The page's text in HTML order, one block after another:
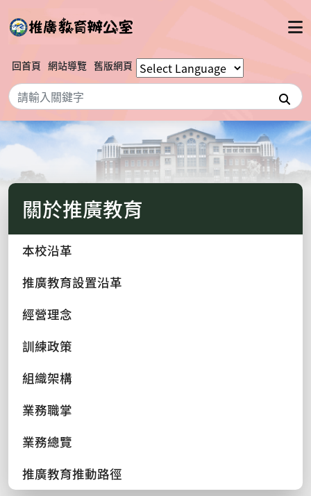
回首頁 網站導覽 舊版網頁
搜尋
關於推廣教育
本校沿革
推廣教育設置沿革
經營理念
訓練政策
組織架構
業務職掌
業務總覽
推廣教育推動路徑